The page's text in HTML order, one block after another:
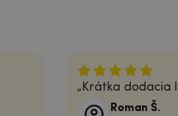
Krátka dodacia
Roman Š.